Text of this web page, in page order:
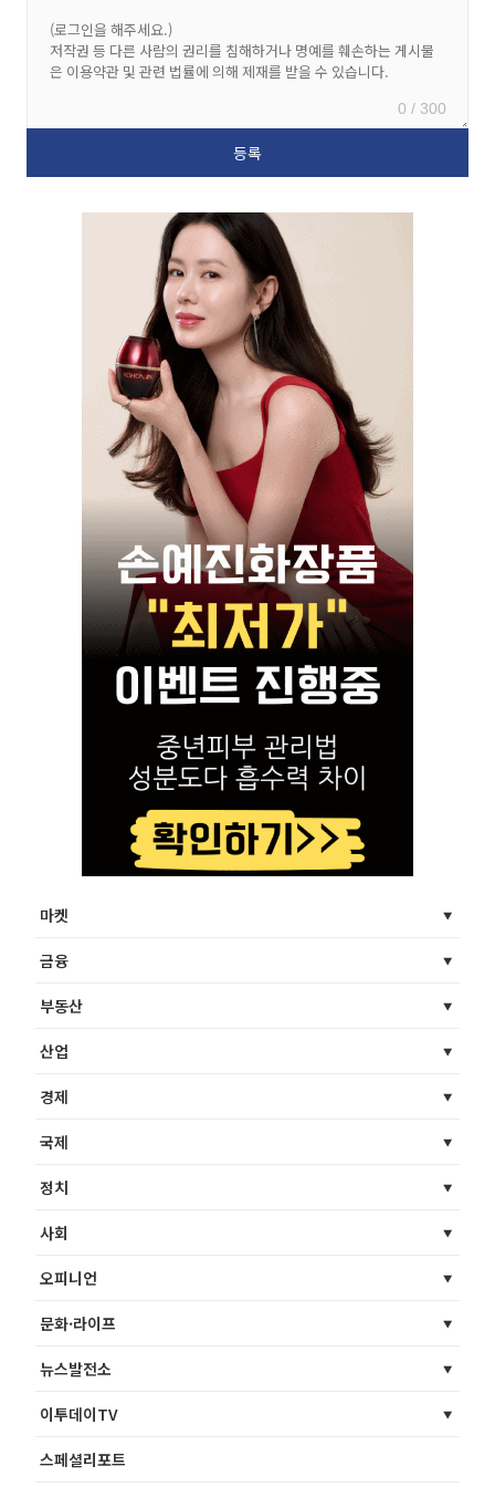
0 / 300
마켓
금융
부동산
산업
경제
국제
정치
사회
오피니언
문화·라이프
뉴스발전소
이투데이TV
스페셜리포트